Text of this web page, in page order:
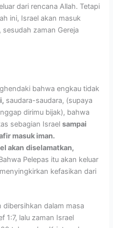
dari rencana Allah. Tetapi
ini, Israel akan masuk
zaman Gereja
bahwa engkau tidak
saudara-saudara, (supaya
dirimu bijak), bahwa
sebagian Israelsampai
masuk iman.
akan diselamatkan,
Pelepas itu akan keluar
kefasikan dari
dibersihkan dalam masa
1:7, lalu zaman Israel